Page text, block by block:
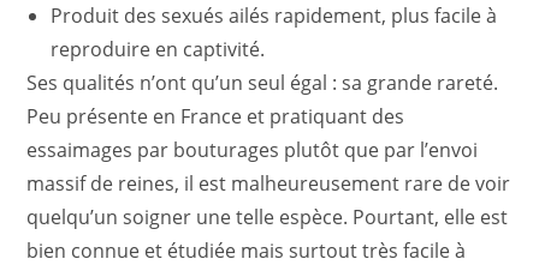
Produit des sexués ailés rapidement, plus facile à
reproduire en captivité.
Ses qualités n’ont qu’un seul égal : sa grande rareté.
Peu présente en France et pratiquant des
essaimages par bouturages plutôt que par l’envoi
massif de reines, il est malheureusement rare de voir
quelqu’un soigner une telle espèce. Pourtant, elle est
bien connue et étudiée mais surtout très facile à